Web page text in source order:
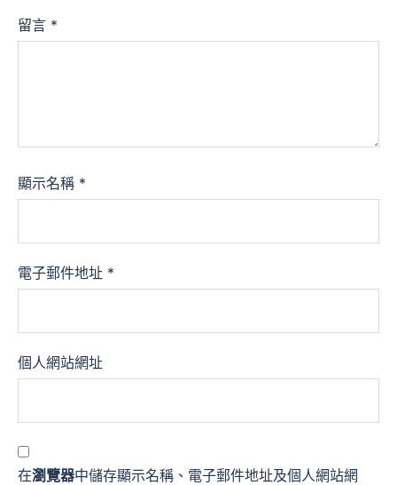
留言 *
顯示名稱 *
電子郵件地址 *
個人網站網址
在瀏覽器中儲存顯示名稱、電子郵件地址及個人網站網